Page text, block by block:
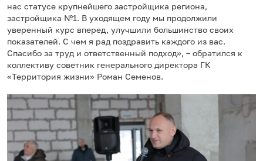
нас статусе крупнейшего застройщика региона,
застройщика №1. В уходящем году мы продолжили
уверенный курс вперед, улучшили большинство своих
показателей. С чем я рад поздравить каждого из вас.
Спасибо за труд и ответственный подход», – обратился к
коллективу советник генерального директора ГК
«Территория жизни» Роман Семенов.